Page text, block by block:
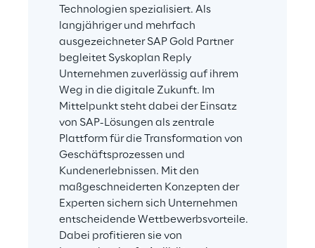
Technologien spezialisiert. Als
langjähriger und mehrfach
ausgezeichneter SAP Gold Partner
begleitet Syskoplan Reply
Unternehmen zuverlässig auf ihrem
Weg in die digitale Zukunft. Im
Mittelpunkt steht dabei der Einsatz
von SAP-Lösungen als zentrale
Plattform für die Transformation von
Geschäftsprozessen und
Kundenerlebnissen. Mit den
maßgeschneiderten Konzepten der
Experten sichern sich Unternehmen
entscheidende Wettbewerbsvorteile.
Dabei profitieren sie von